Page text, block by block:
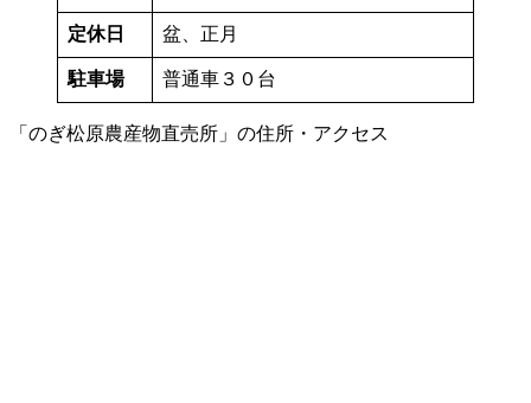
定休日 盆、正月
駐車場 普通車３０台
「のぎ松原農産物直売所」の住所・アクセス